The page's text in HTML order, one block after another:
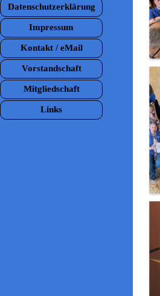
Datenschutzerklärung
Impressum
Kontakt / eMail
Vorstandschaft
Mitgliedschaft
Links